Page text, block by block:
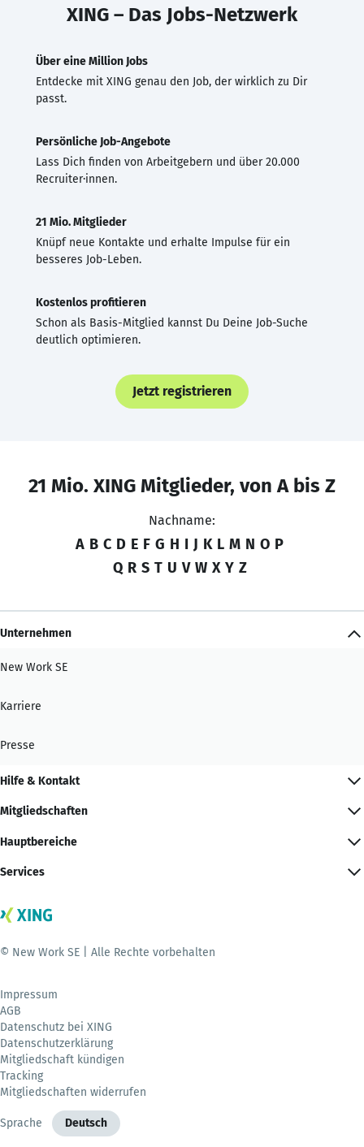
XING – Das Jobs-Netzwerk
Über eine Million Jobs
Entdecke mit XING genau den Job, der wirklich zu Dir
passt.
Persönliche Job-Angebote
Lass Dich finden von Arbeitgebern und über 20.000
Recruiter·innen.
21 Mio. Mitglieder
Knüpf neue Kontakte und erhalte Impulse für ein
besseres Job-Leben.
Kostenlos profitieren
Schon als Basis-Mitglied kannst Du Deine Job-Suche
deutlich optimieren.
Jetzt registrieren
21 Mio. XING Mitglieder, von A bis Z
Nachname:
A B C D E F G H I J K L M N O P
Q R S T U V W X Y Z
Unternehmen
New Work SE
Karriere
Presse
Hilfe & Kontakt
Mitgliedschaften
Hauptbereiche
Services
© New Work SE | Alle Rechte vorbehalten
Impressum
AGB
Datenschutz bei XING
Datenschutzerklärung
Mitgliedschaft kündigen
Tracking
Mitgliedschaften widerrufen
Sprache Deutsch